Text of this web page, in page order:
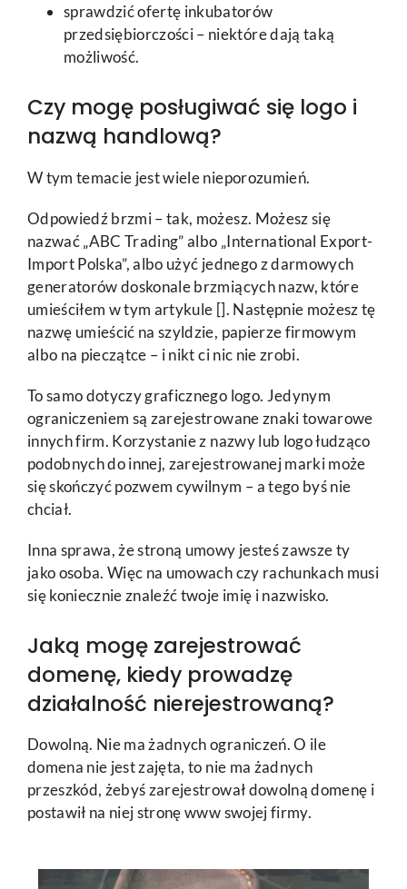
sprawdzić ofertę inkubatorów
przedsiębiorczości – niektóre dają taką
możliwość.
Czy mogę posługiwać się logo i
nazwą handlową?
W tym temacie jest wiele nieporozumień.
Odpowiedź brzmi – tak, możesz. Możesz się
nazwać „ABC Trading” albo „International Export-
Import Polska”, albo użyć jednego z darmowych
generatorów doskonale brzmiących nazw, które
umieściłem w tym artykule []. Następnie możesz tę
nazwę umieścić na szyldzie, papierze firmowym
albo na pieczątce – i nikt ci nic nie zrobi.
To samo dotyczy graficznego logo. Jedynym
ograniczeniem są zarejestrowane znaki towarowe
innych firm. Korzystanie z nazwy lub logo łudząco
podobnych do innej, zarejestrowanej marki może
się skończyć pozwem cywilnym – a tego byś nie
chciał.
Inna sprawa, że stroną umowy jesteś zawsze ty
jako osoba. Więc na umowach czy rachunkach musi
się koniecznie znaleźć twoje imię i nazwisko.
Jaką mogę zarejestrować
domenę, kiedy prowadzę
działalność nierejestrowaną?
Dowolną. Nie ma żadnych ograniczeń. O ile
domena nie jest zajęta, to nie ma żadnych
przeszkód, żebyś zarejestrował dowolną domenę i
postawił na niej stronę www swojej firmy.